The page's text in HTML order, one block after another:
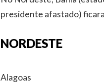
presidente afastado)
NORDESTE
Alagoas